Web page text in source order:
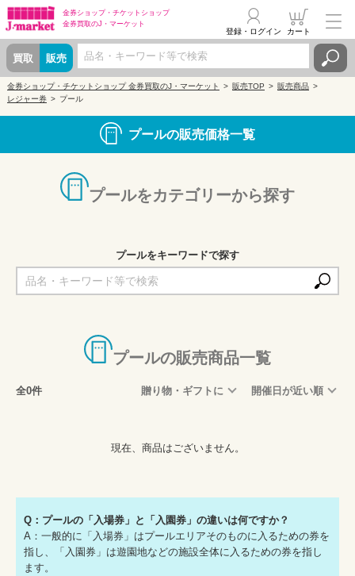
金券ショップ・ チケットショップ
金券買取のJ・マーケット
買取 販売
登録・ログイン カート
金券ショップ・チケットショップ 金券買取のJ・マーケット 販売TOP
販売商品
レジャー券
プール
プールの販売価格一覧
プールをカテゴリーから探す
プールをキーワードで探す
プールの販売商品一覧
全0件 贈り物・ギフトに 開催日が近い順
現在、商品はございません。
Q：プールの「入場券」と「入園券」の違いは何ですか？
A：一般的に「入場券」はプールエリアそのものに入るための券を
指し、「入園券」は遊園地などの施設全体に入るための券を指し
ます。